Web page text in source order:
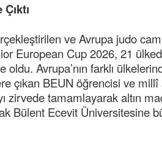
ve Avrupa judo
European Cup 2026, 21
Avrupa’nın farklı
çıkan BEUN öğrencisi ve
zirvede tamamlayarak altın
Bülent Ecevit Üniversitesine